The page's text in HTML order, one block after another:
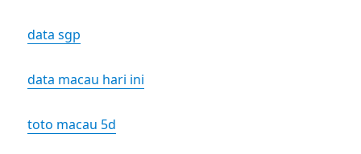
data sgp
data macau hari ini
toto macau 5d